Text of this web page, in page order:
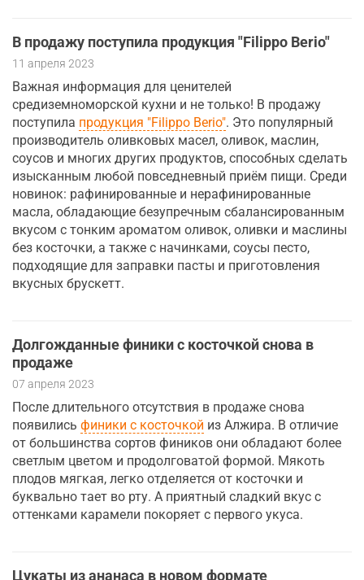
В продажу поступила продукция "Filippo Berio"
11 апреля 2023
Важная информация для ценителей
средиземноморской кухни и не только! В продажу
поступила продукция "Filippo Berio". Это популярный
производитель оливковых масел, оливок, маслин,
соусов и многих других продуктов, способных сделать
изысканным любой повседневный приём пищи. Среди
новинок: рафинированные и нерафинированные
масла, обладающие безупречным сбалансированным
вкусом с тонким ароматом оливок, оливки и маслины
без косточки, а также с начинками, соусы песто,
подходящие для заправки пасты и приготовления
вкусных брускетт.
Долгожданные финики с косточкой снова в
продаже
07 апреля 2023
После длительного отсутствия в продаже снова
появились финики с косточкой из Алжира. В отличие
от большинства сортов фиников они обладают более
светлым цветом и продолговатой формой. Мякоть
плодов мягкая, легко отделяется от косточки и
буквально тает во рту. А приятный сладкий вкус с
оттенками карамели покоряет с первого укуса.
Цукаты из ананаса в новом формате